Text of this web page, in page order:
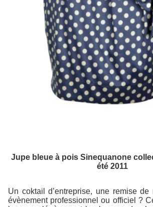
Jupe bleue à pois Sinequanone
été 2011
Un coktail d’entreprise, une remise
évènement professionnel ou officiel ?